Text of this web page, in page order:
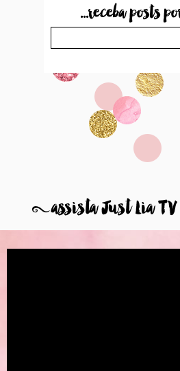
...receba posts
8assista Just Lia